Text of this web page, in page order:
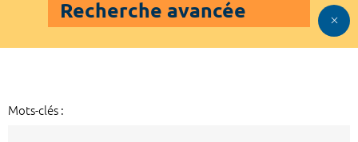
Recherche avancée
Mots-clés :